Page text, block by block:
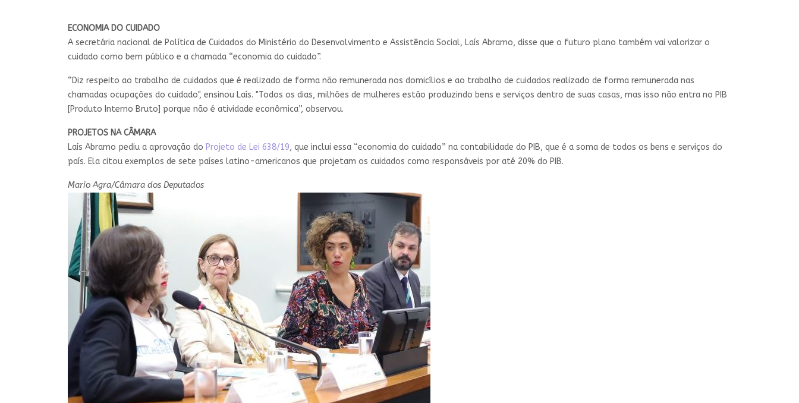
ECONOMIA DO CUIDADO
A secretária nacional de Política de Cuidados do Ministério do Desenvolvimento e Assistência Social, Laís Abramo, disse que o futuro plano também vai valorizar o
cuidado como bem público e a chamada “economia do cuidado”.
“Diz respeito ao trabalho de cuidados que é realizado de forma não remunerada nos domicílios e ao trabalho de cuidados realizado de forma remunerada nas
chamadas ocupações do cuidado", ensinou Laís. "Todos os dias, milhões de mulheres estão produzindo bens e serviços dentro de suas casas, mas isso não entra no PIB
[Produto Interno Bruto] porque não é atividade econômica”, observou.
PROJETOS NA CÂMARA
Laís Abramo pediu a aprovação do Projeto de Lei 638/19, que inclui essa “economia do cuidado” na contabilidade do PIB, que é a soma de todos os bens e serviços do
país. Ela citou exemplos de sete países latino-americanos que projetam os cuidados como responsáveis por até 20% do PIB.
Mario Agra/Câmara dos Deputados